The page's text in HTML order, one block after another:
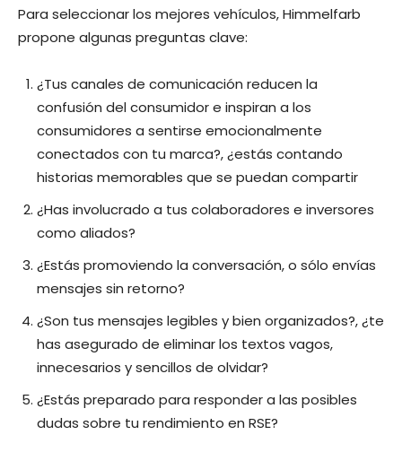
Para seleccionar los mejores vehículos, Himmelfarb
propone algunas preguntas clave:
¿Tus canales de comunicación reducen la
confusión del consumidor e inspiran a los
consumidores a sentirse emocionalmente
conectados con tu marca?, ¿estás contando
historias memorables que se puedan compartir
¿Has involucrado a tus colaboradores e inversores
como aliados?
¿Estás promoviendo la conversación, o sólo envías
mensajes sin retorno?
¿Son tus mensajes legibles y bien organizados?, ¿te
has asegurado de eliminar los textos vagos,
innecesarios y sencillos de olvidar?
¿Estás preparado para responder a las posibles
dudas sobre tu rendimiento en RSE?